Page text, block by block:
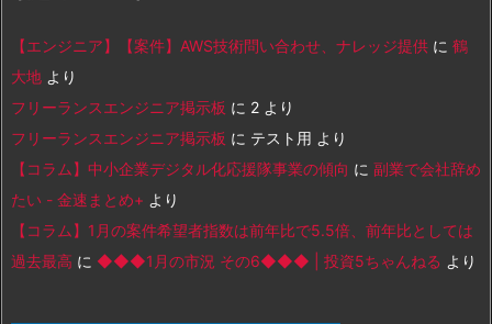
【エンジニア】【案件】AWS技術問い合わせ、ナレッジ提供 に 鶴
大地 より
フリーランスエンジニア掲示板 に 2 より
フリーランスエンジニア掲示板 に テスト用 より
【コラム】中小企業デジタル化応援隊事業の傾向 に 副業で会社辞め
たい - 金速まとめ+ より
【コラム】1月の案件希望者指数は前年比で5.5倍、前年比としては
過去最高 に ◆◆◆1月の市況 その6◆◆◆ | 投資5ちゃんねる より